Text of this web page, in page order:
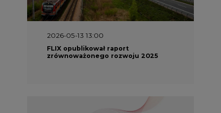
2026-05-13 13:00
FLIX opublikował raport
zrównoważonego rozwoju 2025